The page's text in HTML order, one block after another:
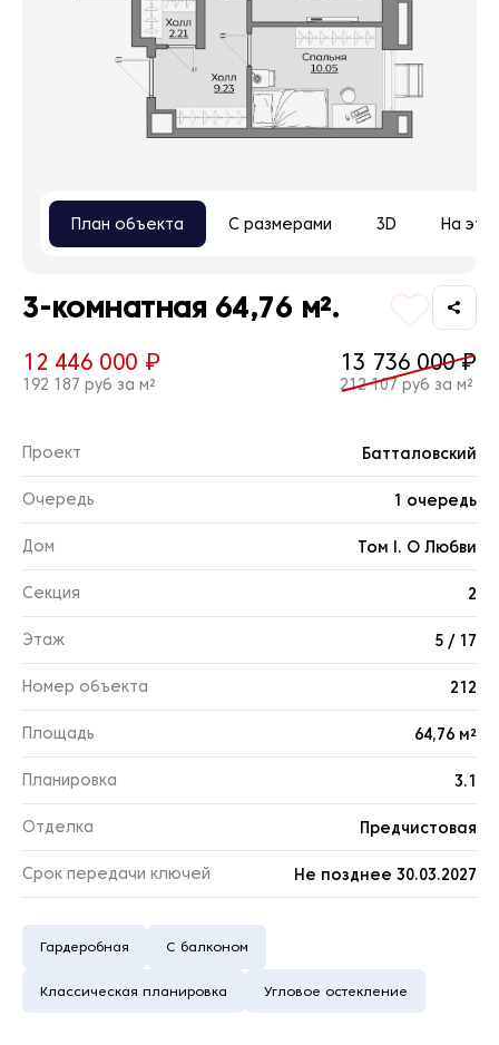
План объекта С размерами 3D На
3-комнатная 64,76 м².
12 446 000 ₽
192 187 руб за м²
13 736 000 ₽
212 107 руб за м²
Проект Батталовский
Очередь 1 очередь
Дом Том I. О Любви
Секция 2
Этаж 5 / 17
Номер объекта 212
Площадь 64,76 м²
Планировка 3.1
Отделка Предчистовая
Срок передачи ключей Не позднее 30.03.2027
Гардеробная С балконом
Классическая планировка Угловое остекление